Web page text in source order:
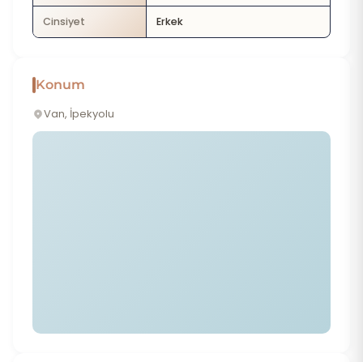
Cinsiyet Erkek
Konum
Van, İpekyolu